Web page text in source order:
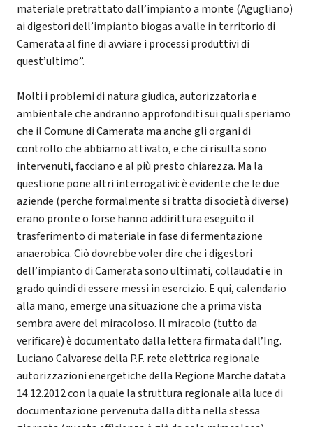
materiale pretrattato dall’impianto a monte (Agugliano)
ai digestori dell’impianto biogas a valle in territorio di
Camerata al fine di avviare i processi produttivi di
quest’ultimo”.
Molti i problemi di natura giudica, autorizzatoria e
ambientale che andranno approfonditi sui quali speriamo
che il Comune di Camerata ma anche gli organi di
controllo che abbiamo attivato, e che ci risulta sono
intervenuti, facciano e al più presto chiarezza. Ma la
questione pone altri interrogativi: è evidente che le due
aziende (perche formalmente si tratta di società diverse)
erano pronte o forse hanno addirittura eseguito il
trasferimento di materiale in fase di fermentazione
anaerobica. Ciò dovrebbe voler dire che i digestori
dell’impianto di Camerata sono ultimati, collaudati e in
grado quindi di essere messi in esercizio. E qui, calendario
alla mano, emerge una situazione che a prima vista
sembra avere del miracoloso. Il miracolo (tutto da
verificare) è documentato dalla lettera firmata dall’Ing.
Luciano Calvarese della P.F. rete elettrica regionale
autorizzazioni energetiche della Regione Marche datata
14.12.2012 con la quale la struttura regionale alla luce di
documentazione pervenuta dalla ditta nella stessa